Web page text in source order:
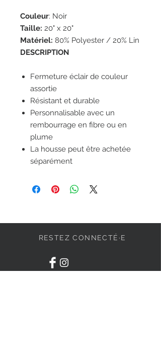
Couleur: Noir
Taille: 20" x 20"
Matériel: 80% Polyester / 20% Lin
DESCRIPTION
Fermeture éclair de couleur
assortie
Résistant et durable
Personnalisable avec un
rembourrage en fibre ou en
plume
La housse peut être achetée
séparément
RESTEZ CONNECTÉ·E